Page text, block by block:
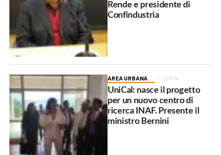
Rende e presidente di
Confindustria
AREA URBANA 1 ora fa
UniCal: nasce il progetto
per un nuovo centro di
ricerca INAF. Presente il
ministro Bernini